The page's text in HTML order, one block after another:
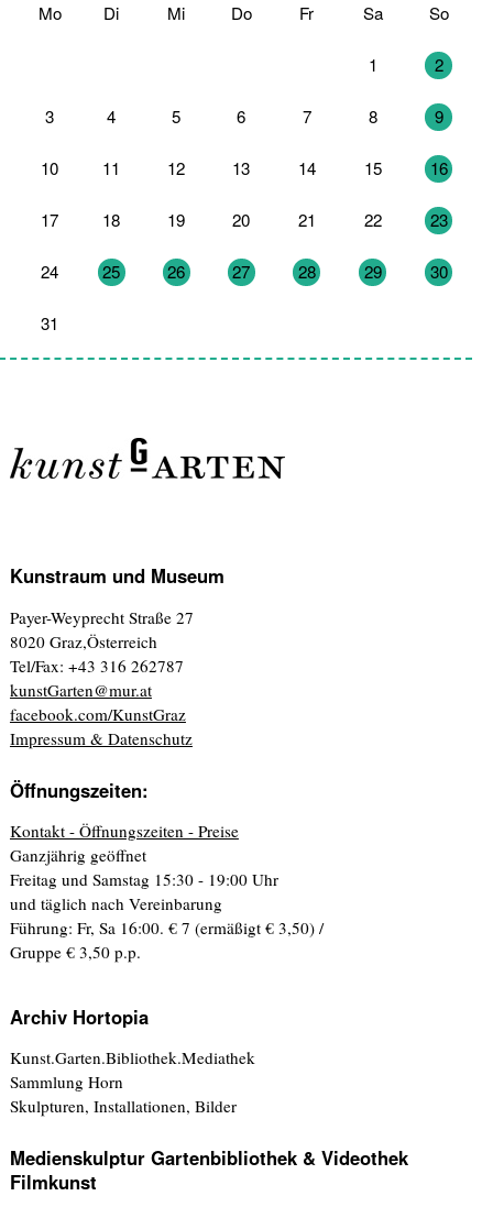
Mo Di Mi Do Fr Sa So
1 2
3 4 5 6 7 8 9
10 11 12 13 14 15 16
17 18 19 20 21 22 23
24 25 26 27 28 29 30
31
Kunstraum und Museum
Payer-Weyprecht Straße 27
8020 Graz,Österreich
Tel/Fax: +43 316 262787
kunstGarten@mur.at
facebook.com/KunstGraz
Impressum & Datenschutz
Öffnungszeiten:
Kontakt - Öffnungszeiten - Preise
Ganzjährig geöffnet
Freitag und Samstag 15:30 - 19:00 Uhr
und täglich nach Vereinbarung
Führung: Fr, Sa 16:00. € 7 (ermäßigt € 3,50) /
Gruppe € 3,50 p.p.
Archiv Hortopia
Kunst.Garten.Bibliothek.Mediathek
Sammlung Horn
Skulpturen, Installationen, Bilder
Medienskulptur Gartenbibliothek & Videothek
Filmkunst